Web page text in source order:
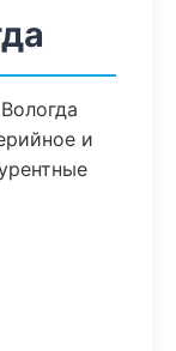
и